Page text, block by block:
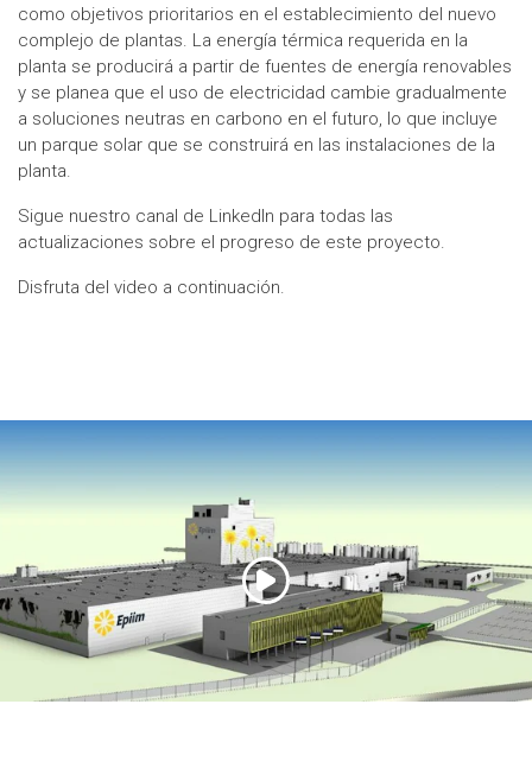
como objetivos prioritarios en el establecimiento del nuevo
complejo de plantas. La energía térmica requerida en la
planta se producirá a partir de fuentes de energía renovables
y se planea que el uso de electricidad cambie gradualmente
a soluciones neutras en carbono en el futuro, lo que incluye
un parque solar que se construirá en las instalaciones de la
planta.
Sigue nuestro canal de LinkedIn para todas las
actualizaciones sobre el progreso de este proyecto.
Disfruta del video a continuación.